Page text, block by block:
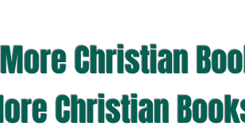
Christian
Christian